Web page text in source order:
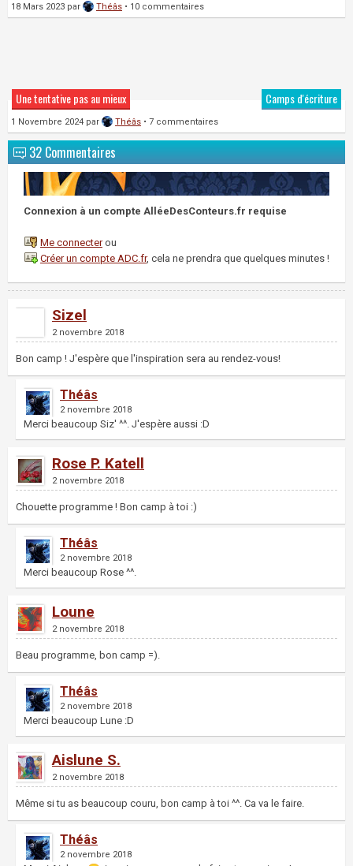
18 Mars 2023 par Théâs • 10 commentaires
Camps d'écriture
Une tentative pas au mieux
1 Novembre 2024 par Théâs • 7 commentaires
32 Commentaires
Connexion à un compte AlléeDesConteurs.fr requise
Me connecterou
Créer un compte ADC.fr, cela ne prendra que quelques minutes !
Sizel
2 novembre 2018
Bon camp ! J'espère que l'inspiration sera au rendez-vous!
Théâs
2 novembre 2018
Merci beaucoup Siz' ^^. J'espère aussi :D
Rose P. Katell
2 novembre 2018
Chouette programme ! Bon camp à toi :)
Théâs
2 novembre 2018
Merci beaucoup Rose ^^.
Loune
2 novembre 2018
Beau programme, bon camp =).
Théâs
2 novembre 2018
Merci beaucoup Lune :D
Aislune S.
2 novembre 2018
Même si tu as beaucoup couru, bon camp à toi ^^. Ca va le faire.
Théâs
2 novembre 2018